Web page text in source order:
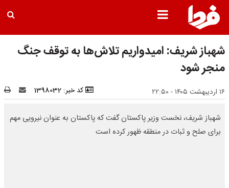
شهباز شریف: امیدواریم تلاش‌ها به توقف جنگ
منجر شود
۱۶ اردیبهشت ۱۴۰۵ - ۲۲:۵۰ کد خبر: 1398032
شهباز شریف، نخست وزیر پاکستان گفت که پاکستان به عنوان نیرویی مهم
برای صلح و ثبات در منطقه ظهور کرده است